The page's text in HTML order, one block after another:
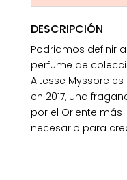
DESCRIPCIÓN
Podriamos definir
perfume de
Altesse Myssore
en 2017, una
por el Oriente más
necesario para